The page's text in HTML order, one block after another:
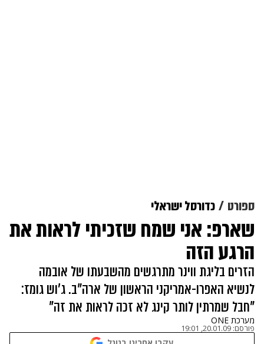
ספורט כדורסל ישראלי
שארפ: אני שמח שזכיתי לראות את
הרגע הזה
הזרים בליגת ווינר מתרגשים מהשבעתו של אובמה
לנשיא האפרו-אמריקני הראשון של ארה"ב. ג'וש גומז:
"חבל שמרתין לותר קינג לא זכה לראות את זה"
מערכת ONE
פורסם: 20.01.09, 19:01